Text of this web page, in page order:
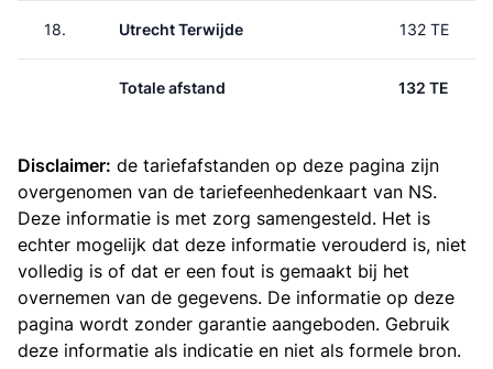
18. Utrecht Terwijde 132 TE
Totale afstand 132 TE
Disclaimer: de tariefafstanden op deze pagina zijn
overgenomen van de tariefeenhedenkaart van NS.
Deze informatie is met zorg samengesteld. Het is
echter mogelijk dat deze informatie verouderd is, niet
volledig is of dat er een fout is gemaakt bij het
overnemen van de gegevens. De informatie op deze
pagina wordt zonder garantie aangeboden. Gebruik
deze informatie als indicatie en niet als formele bron.